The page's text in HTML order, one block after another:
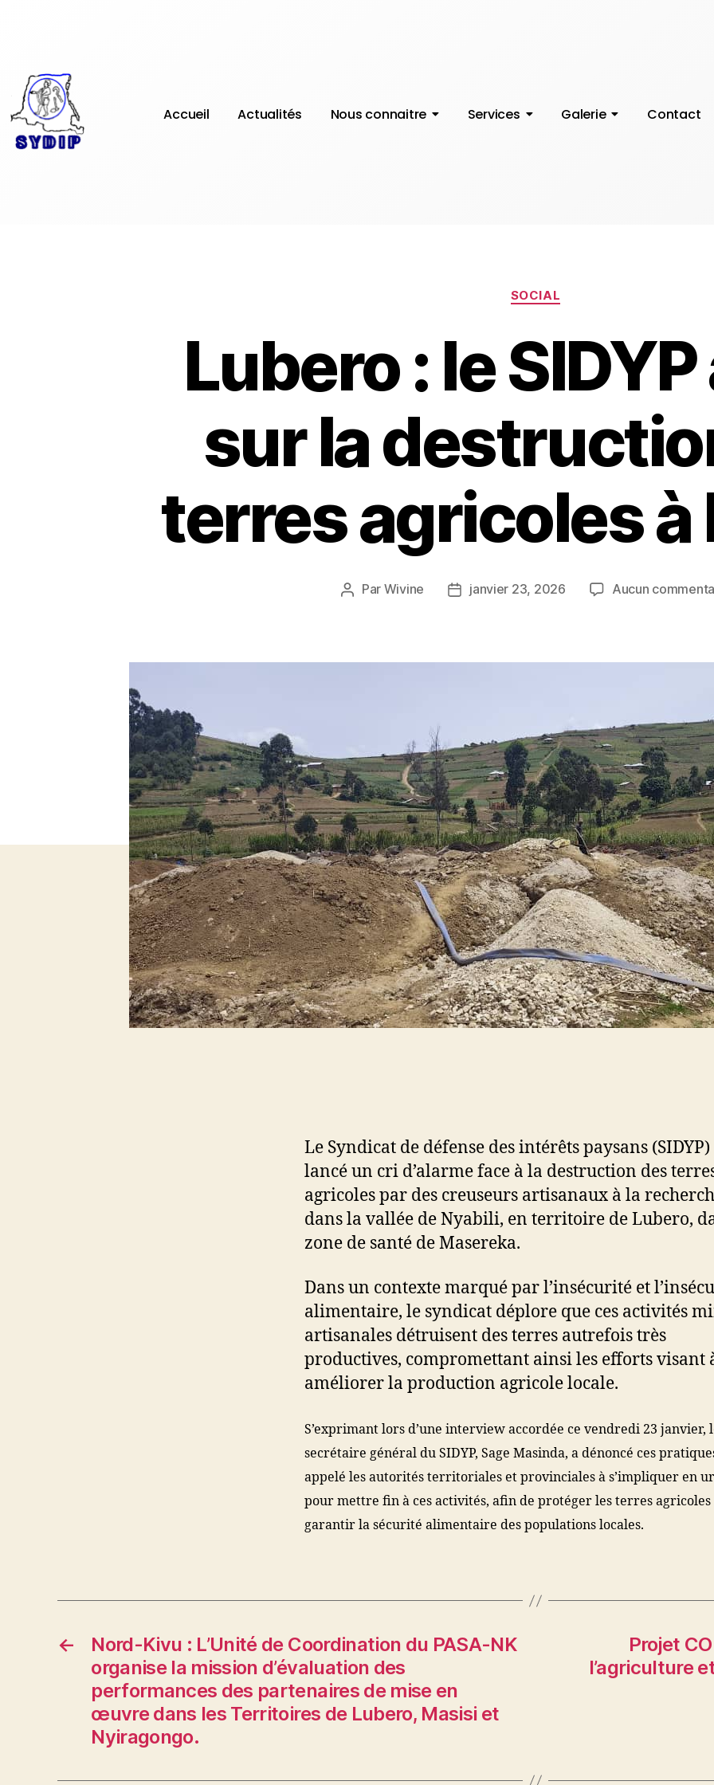
Accueil Actualités Nous connaitre Services Galerie Contact
SOCIAL
Lubero : le
sur la
terres agricoles à
Par Wivine janvier 23, 2026 Aucun
Le Syndicat de défense des intérêts paysans (SIDYP)
lancé un cri d’alarme face à la destruction des
agricoles par des creuseurs artisanaux à la
dans la vallée de Nyabili, en territoire de Lubero,
zone de santé de Masereka.
Dans un contexte marqué par l’insécurité et
alimentaire, le syndicat déplore que ces activités
artisanales détruisent des terres autrefois très
productives, compromettant ainsi les efforts visant
améliorer la production agricole locale.
S’exprimant lors d’une interview accordée ce vendredi 23 janvier,
secrétaire général du SIDYP, Sage Masinda, a dénoncé ces
appelé les autorités territoriales et provinciales à s’impliquer en
pour mettre fin à ces activités, afin de protéger les terres agricoles
garantir la sécurité alimentaire des populations locales.
←
Nord-Kivu : L’Unité de Coordination du PASA-NK
organise la mission d’évaluation des
performances des partenaires de mise en
œuvre dans les Territoires de Lubero, Masisi et
Nyiragongo.
Projet
l’agriculture